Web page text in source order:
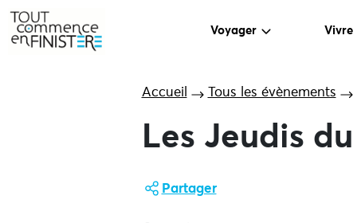
Voyager Vivre
Accueil Tous les évènements
Les Jeudis
Partager